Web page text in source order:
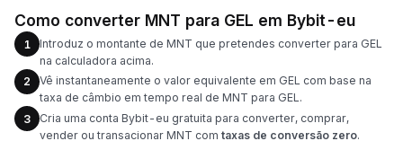
Como converter MNT para GEL em Bybit-eu
1
Introduz o montante de MNT que pretendes converter para GEL
na calculadora acima.
2
Vê instantaneamente o valor equivalente em GEL com base na
taxa de câmbio em tempo real de MNT para GEL.
3
Cria uma conta Bybit-eu gratuita para converter, comprar,
vender ou transacionar MNT com taxas de conversão zero.